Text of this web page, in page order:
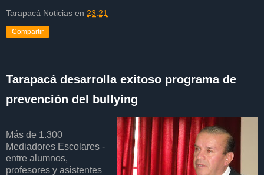
Tarapacá Noticias en 23:21
Compartir
Tarapacá desarrolla exitoso programa de
prevención del bullying
Más de 1.300
Mediadores Escolares -
entre alumnos,
profesores y asistentes